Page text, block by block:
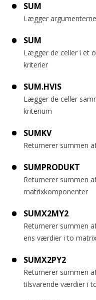
SUM
Lægger
SUM
Lægger de celler i et
kriterier
SUM.HVIS
Lægger de celler
kriterium
SUMKV
Returnerer summen
SUMPRODUKT
Returnerer summen
matrixkomponenter
SUMX2MY2
Returnerer summen
ens værdier i to
SUMX2PY2
Returnerer summen
tilsvarende værdier i